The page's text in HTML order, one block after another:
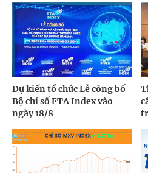
Dự kiến tổ chức Lễ công bố
Bộ chỉ số FTA Index vào
ngày 18/8